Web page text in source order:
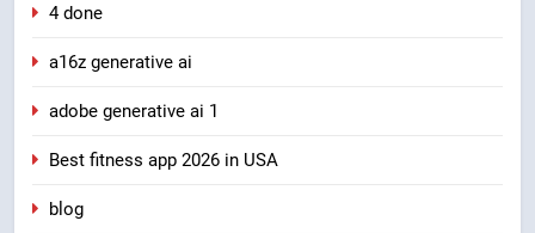
4 done
a16z generative ai
adobe generative ai 1
Best fitness app 2026 in USA
blog